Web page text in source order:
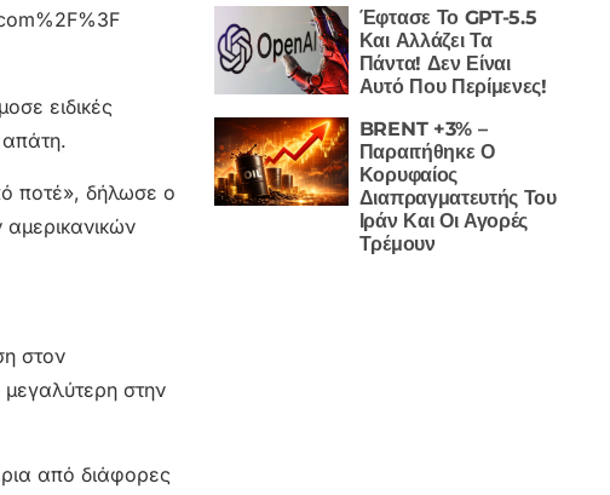
ειδικές
ποτέ», δήλωσε ο
στον
στην
από διάφορες
Έφτασε Το GPT-5.5
Και Αλλάζει Τα
Πάντα! Δεν Είναι
Αυτό Που Περίμενες!
BRENT +3% –
Παραιτήθηκε Ο
Κορυφαίος
Διαπραγματευτής Του
Ιράν Και Οι Αγορές
Τρέμουν